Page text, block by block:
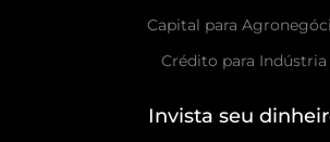
Capital para
Crédito para Indústria
Invista seu